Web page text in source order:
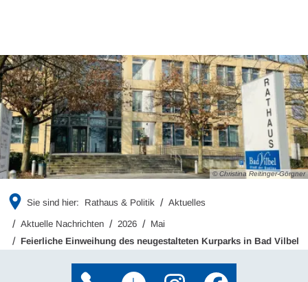
© Christina Reitinger-Görgner
Sie sind hier: Rathaus & Politik Aktuelles
Aktuelle Nachrichten 2026
Mai
Feierliche Einweihung des neugestalteten Kurparks in Bad Vilbel